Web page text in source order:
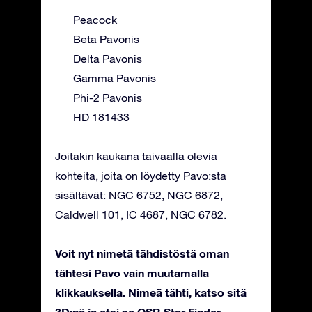
Peacock
Beta Pavonis
Delta Pavonis
Gamma Pavonis
Phi-2 Pavonis
HD 181433
Joitakin kaukana taivaalla olevia
kohteita, joita on löydetty Pavo:sta
sisältävät: NGC 6752, NGC 6872,
Caldwell 101, IC 4687, NGC 6782.
Voit nyt nimetä tähdistöstä oman
tähtesi Pavo vain muutamalla
klikkauksella. Nimeä tähti, katso sitä